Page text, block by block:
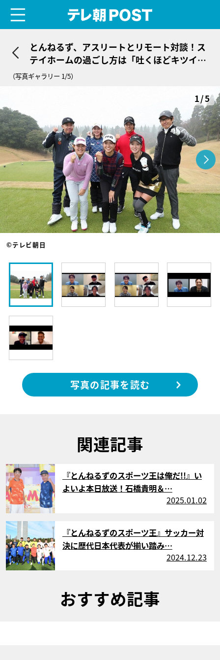
とんねるず、アスリートとリモート対談！ス
テイホームの過ごし方は「吐くほどキツイ練
習」
（写真ギャラリー 1/5）
1/5
©テレビ朝日
写真の記事を読む
関連記事
サムネイル
『とんねるずのスポーツ王は俺だ!!』い
よいよ本日放送！石橋貴明＆…
2025.01.02
サムネイル
『とんねるずのスポーツ王』サッカー対
決に歴代日本代表が揃い踏み…
2024.12.23
おすすめ記事